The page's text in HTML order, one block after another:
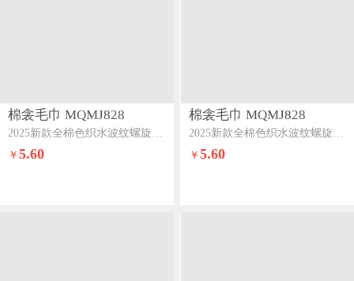
棉衾毛巾 MQMJ828
2025新款全棉色织水波纹螺旋套巾（特惠系列）粉色
￥5.60
棉衾毛巾 MQMJ828
2025新款全棉色织水波纹螺旋套巾（特惠系列）驼色
￥ 5.60